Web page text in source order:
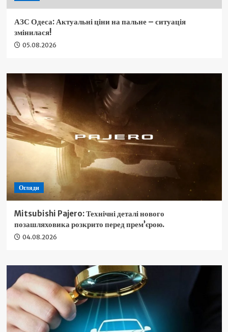
АЗС Одеса: Актуальні ціни на пальне – ситуація
змінилася!
05.08.2026
Огляди
Mitsubishi Pajero: Технічні деталі нового
позашляховика розкрито перед прем’єрою.
04.08.2026